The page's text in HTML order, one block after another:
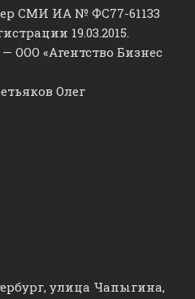
СМИ ИА № ФС77-61133
19.03.2015.
ООО «Агентство Бизнес
Олег
улица Чапыгина,